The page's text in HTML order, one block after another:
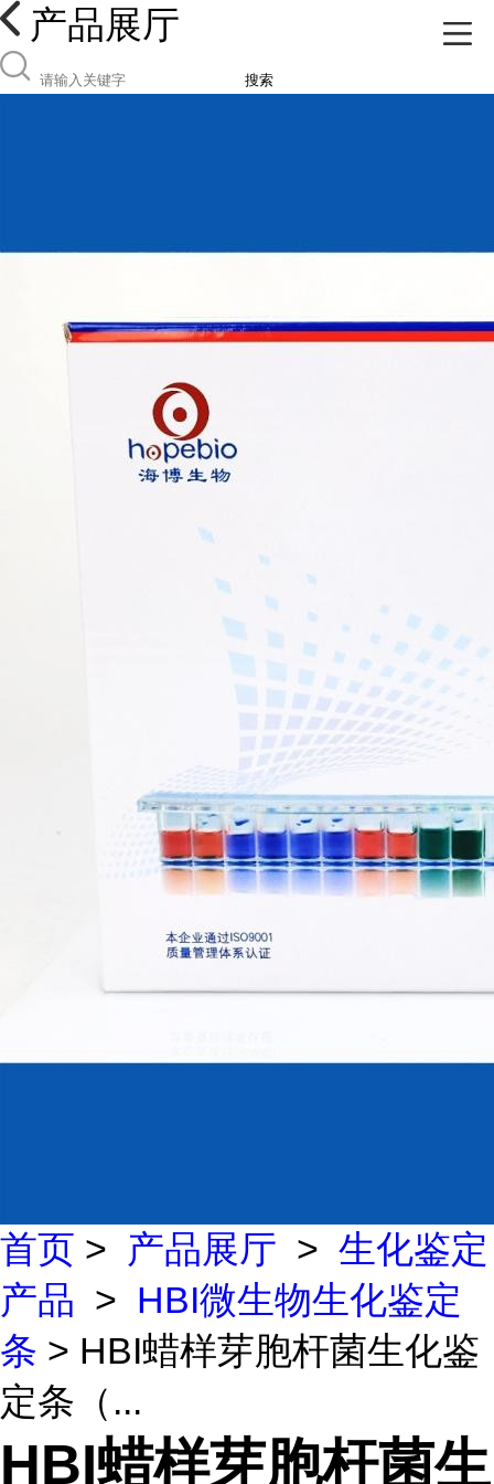
产品展厅
搜索
首页 > 产品展厅 > 生化鉴定
产品 > HBI微生物生化鉴定
条 > HBI蜡样芽胞杆菌生化鉴
定条（...
HBI蜡样芽胞杆菌生